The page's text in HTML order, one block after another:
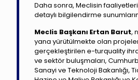
Daha sonra, Meclisin
detaylı bilgilendirme
Meclis Başkanı Ertan Barut,
yana yürütülmekte olan
gerçekleştirilen e-turquality
ve sektör buluşmaları,
Sanayi ve Teknoloji Bakanlığı,